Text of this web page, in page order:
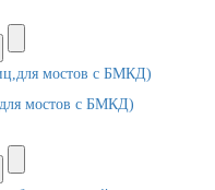
мостов с БМКД)